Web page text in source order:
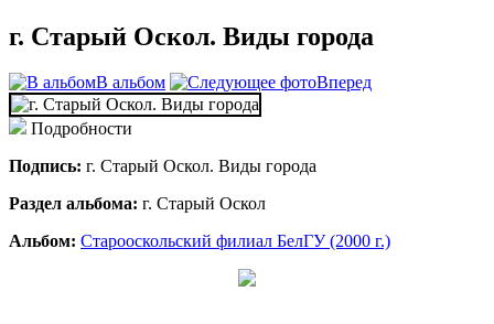
г. Старый Оскол. Виды города
В альбом Вперед
Подробности
Подпись: г. Старый Оскол. Виды города
Раздел альбома: г. Старый Оскол
Альбом: Старооскольский филиал БелГУ (2000 г.)